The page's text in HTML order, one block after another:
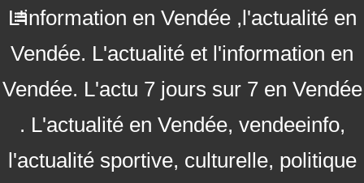
L'information en Vendée ,l'actualité en
Vendée. L'actualité et l'information en
Vendée. L'actu 7 jours sur 7 en Vendée
. L'actualité en Vendée, vendeeinfo,
l'actualité sportive, culturelle, politique